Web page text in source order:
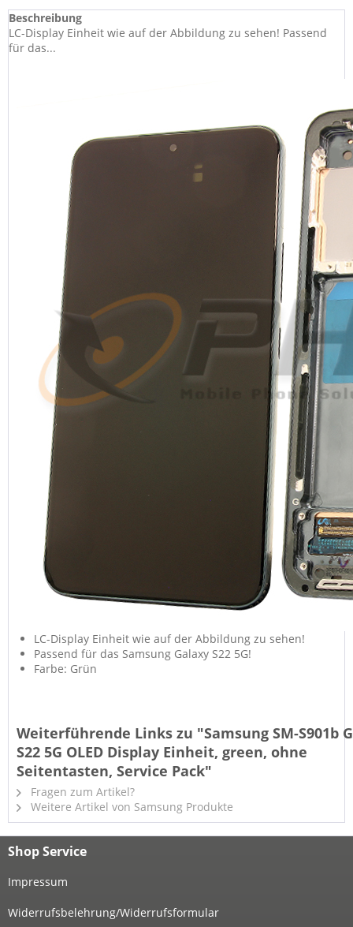
Beschreibung
LC-Display Einheit wie auf der Abbildung zu sehen! Passend
für das...
LC-Display Einheit wie auf der Abbildung zu sehen!
Passend für das Samsung Galaxy S22 5G!
Farbe: Grün
Weiterführende Links zu "Samsung SM-S901b
S22 5G OLED Display Einheit, green, ohne
Seitentasten, Service Pack"
Fragen zum Artikel?
Weitere Artikel von Samsung Produkte
Shop Service
Impressum
Widerrufsbelehrung/Widerrufsformular